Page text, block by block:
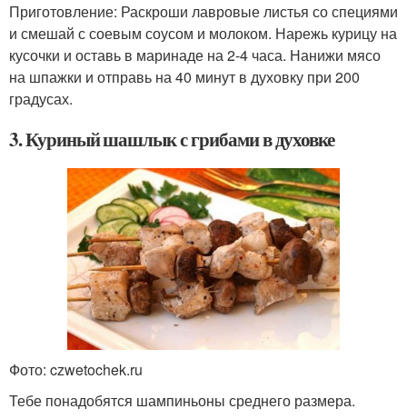
Приготовление: Раскроши лавровые листья со специями
и смешай с соевым соусом и молоком. Нарежь курицу на
кусочки и оставь в маринаде на 2-4 часа. Нанижи мясо
на шпажки и отправь на 40 минут в духовку при 200
градусах.
3. Куриный шашлык с грибами в духовке
Фото: czwetochek.ru
Тебе понадобятся шампиньоны среднего размера.